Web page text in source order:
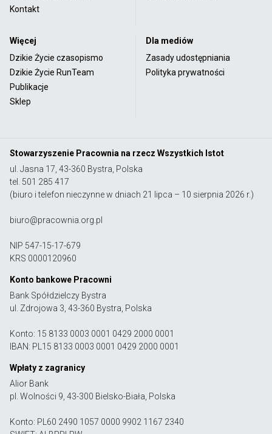
Kontakt
Więcej
Dzikie Życie czasopismo
Dzikie Życie RunTeam
Publikacje
Sklep
Dla mediów
Zasady udostępniania
Polityka prywatności
Stowarzyszenie Pracownia na rzecz Wszystkich Istot
ul. Jasna 17, 43-360 Bystra, Polska
tel. 501 285 417
(biuro i telefon nieczynne w dniach 21 lipca – 10 sierpnia 2026 r.)
biuro@pracownia.org.pl
NIP 547-15-17-679
KRS 0000120960
Konto bankowe Pracowni
Bank Spółdzielczy Bystra
ul. Zdrojowa 3, 43-360 Bystra, Polska
Konto: 15 8133 0003 0001 0429 2000 0001
IBAN: PL15 8133 0003 0001 0429 2000 0001
Wpłaty z zagranicy
Alior Bank
pl. Wolności 9, 43-300 Bielsko-Biała, Polska
Konto: PL60 2490 1057 0000 9902 1167 2340